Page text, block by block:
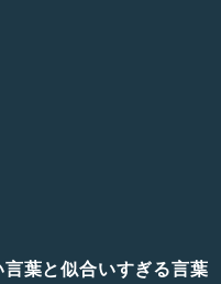
葉と似合いすぎる言葉